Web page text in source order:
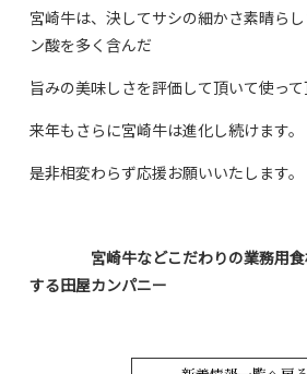
宮崎牛は、決してサシの細かさ素晴ら
ン酸を多く含んだ
旨みの美味しさを評価して頂いて使って
来年もさらに宮崎牛は進化し続けます。
是非相変わらず応援お願いいたします。
宮崎牛などこだわりの業務用
する田屋カンパニー